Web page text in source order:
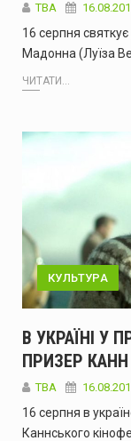
TBA
16 серпня
Мадонна (Луїза
ЧИТАТИ...
КУЛЬТУРА
В УКРАЇНІ У
ПРИЗЕР КАНН
TBA
16 серпня в
Каннського